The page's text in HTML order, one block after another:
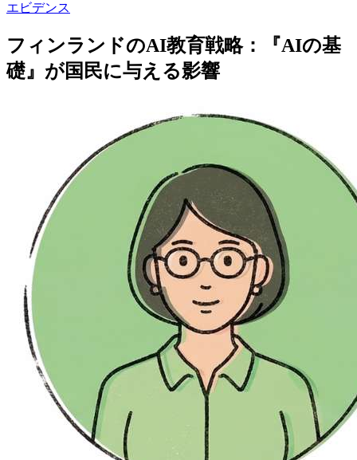
エビデンス
フィンランドのAI教育戦略：『AIの基
礎』が国民に与える影響